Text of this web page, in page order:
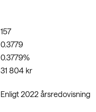
157
0.3779
0.3779%
31 804 kr
Enligt 2022 årsredovisning